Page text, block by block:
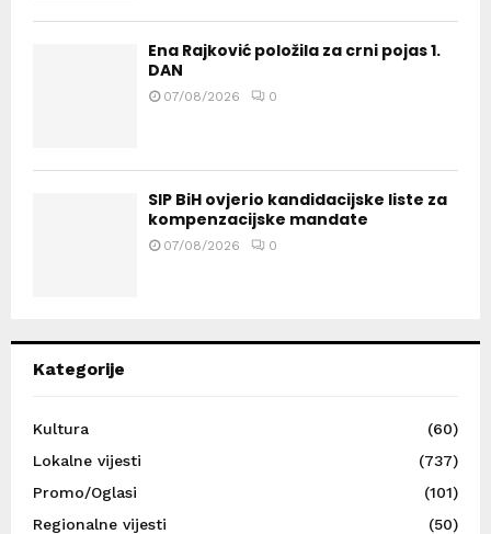
Ena Rajković položila za crni pojas 1.
DAN
07/08/2026 0
SIP BiH ovjerio kandidacijske liste za
kompenzacijske mandate
07/08/2026 0
Kategorije
Kultura
(60)
Lokalne vijesti
(737)
Promo/Oglasi
(101)
Regionalne vijesti
(50)